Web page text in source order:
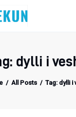
dylli i
All Posts Tag: dylli i